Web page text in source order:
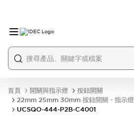
首頁 開關與指示燈
按鈕開關
22mm 25mm 30mm 按鈕開關・指示燈
UCSQO-444-P2B-C4001